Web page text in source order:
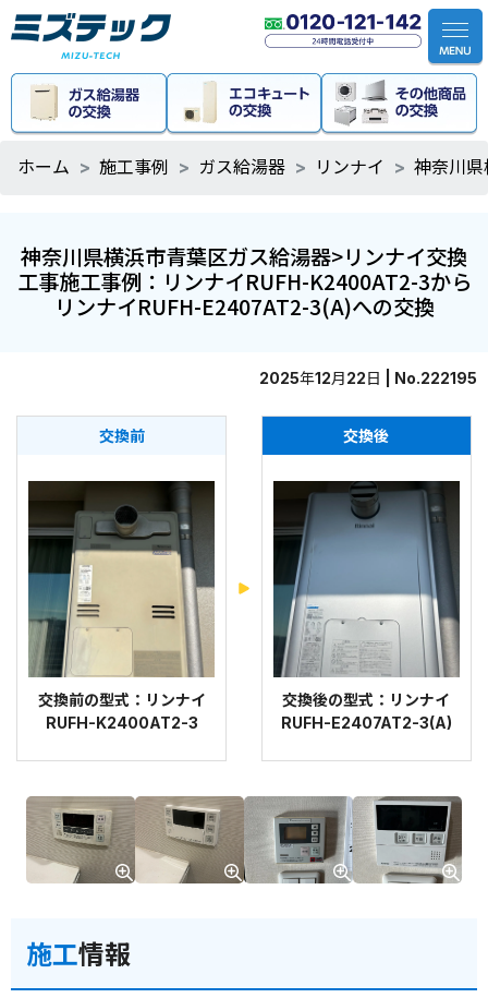
ホーム 施工事例 ガス給湯器 リンナイ 神奈川
神奈川県横浜市青葉区ガス給湯器>リンナイ交換
工事施工事例：リンナイRUFH-K2400AT2-3から
リンナイRUFH-E2407AT2-3(A)への交換
2025年12月22日 | No.222195
交換前
交換前の型式：リンナイ
RUFH-K2400AT2-3
交換後
交換後の型式：リンナイ
RUFH-E2407AT2-3(A)
施工情報